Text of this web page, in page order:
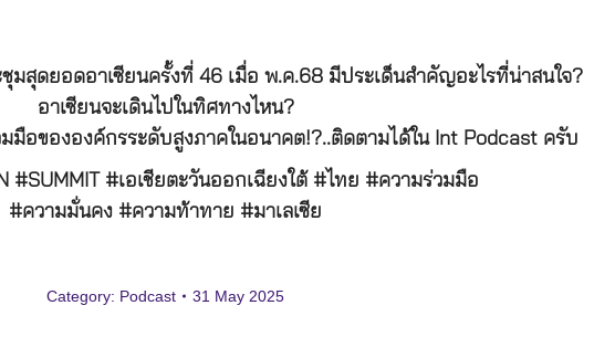
ชุมสุดยอดอาเซียนครั้งที่ 46 เมื่อ พ.ค.68 มีประเด็นสำคัญอะไรที่น่าสนใจ?
อาเซียนจะเดินไปในทิศทางไหน?
มือขององค์กรระดับสูงภาคในอนาคต!?..ติดตามได้ใน Int Podcast ครับ
#SUMMIT #เอเชียตะวันออกเฉียงใต้ #ไทย #ความร่วมมือ
#ความมั่นคง #ความท้าทาย #มาเลเซีย
Category: Podcast 31 May 2025